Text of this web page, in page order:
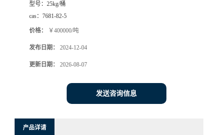
型号： 25kg/桶
cas： 7681-82-5
价格： ￥400000/吨
发布日期： 2024-12-04
更新日期： 2026-08-07
发送咨询信息
产品详请